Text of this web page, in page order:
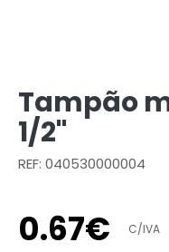
Tampão
1/2"
REF: 040530000004
0.67€ C/IVA